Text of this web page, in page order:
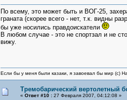
По всему, это может быть и ВОГ-25,
граната (скорее всего - нет, т.к. видны
бы уже носились правдоискатели
В любом случае - это не спортзал и не
вижу.
Если бы у меня были казаки, я завоевал бы мир (с)
Тремобарический вертолетный
« Ответ #10 :27 Февраля 2007, 04:12:08 »